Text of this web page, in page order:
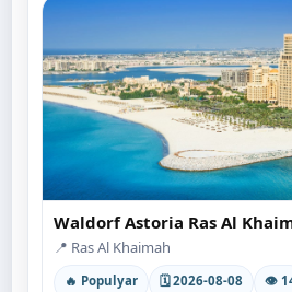
Waldorf Astoria Ras Al
📍 Ras Al Khaimah
🔥 Populyar 🗓 2026-08-08 👁